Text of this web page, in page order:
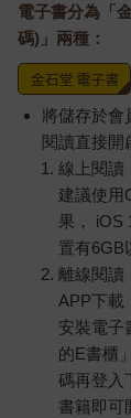
電子書分為「
碼)」兩種：
將儲存於會
閱讀直接開
線上閱讀
建議使用
果， iOS
置有6GB
離線閱讀
APP下載
安裝電子
的E書櫃
碼再登入
書籍即可